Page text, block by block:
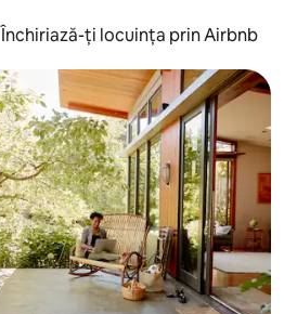
Închiriază-ți locuința prin Airbnb